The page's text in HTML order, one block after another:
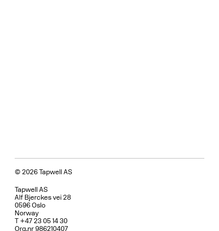
© 2026 Tapwell AS
Tapwell AS
Alf Bjerckes vei 28
0596 Oslo
Norway
T +47 23 05 14 30
Org.nr 986210407